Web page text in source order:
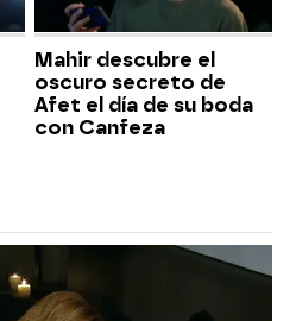
Mahir descubre el
oscuro secreto de
Afet el día de su boda
con Canfeza